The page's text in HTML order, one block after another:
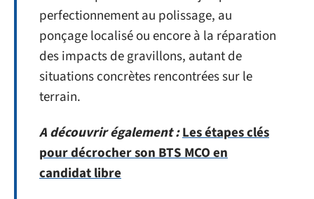
perfectionnement au polissage, au
ponçage localisé ou encore à la réparation
des impacts de gravillons, autant de
situations concrètes rencontrées sur le
terrain.
A découvrir également :Les étapes clés
pour décrocher son BTS MCO en
candidat libre